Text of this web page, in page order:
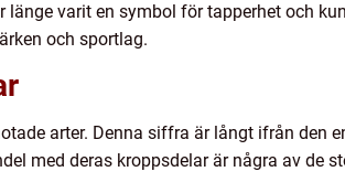
varit en symbol för tapperhet och
och sportlag.
arter. Denna siffra är långt ifrån den
med deras kroppsdelar är några av de